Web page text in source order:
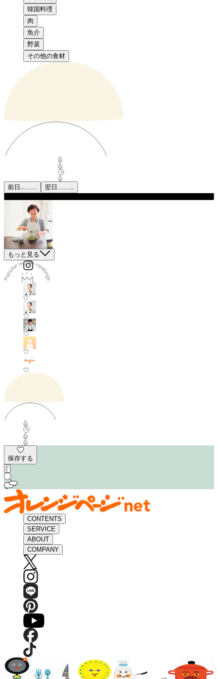
韓国料理
肉
魚介
野菜
その他の食材
前日 翌日
もっと見る
保存する
CONTENTS
SERVICE
ABOUT
COMPANY